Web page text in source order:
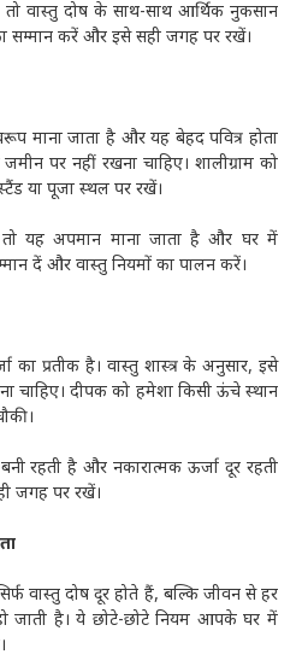
वास्तु दोष के साथ-साथ आर्थिक नुकसान
सम्मान करें और इसे सही जगह पर रखें।
माना जाता है और यह बेहद पवित्र होता
पर नहीं रखना चाहिए। शालीग्राम को
या पूजा स्थल पर रखें।
यह अपमान माना जाता है और घर में
दें और वास्तु नियमों का पालन करें।
का प्रतीक है। वास्तु शास्त्र के अनुसार, इसे
चाहिए। दीपक को हमेशा किसी ऊंचे स्थान
रहती है और नकारात्मक ऊर्जा दूर रहती
जगह पर रखें।
वास्तु दोष दूर होते हैं, बल्कि जीवन से हर
जाती है। ये छोटे-छोटे नियम आपके घर में